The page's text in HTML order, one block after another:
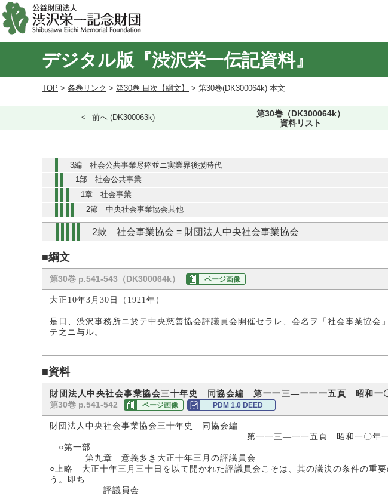
デジタル版『渋沢栄一伝記資料』
TOP > 各巻リンク > 第30巻 目次【綱文】 > 第30巻(DK300064k) 本文
前へ (DK300063k)
第30巻（DK300064k）
資料リスト
3編 社会公共事業尽瘁並ニ実業界後援時代
1部 社会公共事業
1章 社会事業
2節 中央社会事業協会其他
2款 社会事業協会 = 財団法人中央社会事業協会
■綱文
第30巻 p.541-543（DK300064k） ページ画像
大正10年3月30日（1921年）
是日、渋沢事務所ニ於テ中央慈善協会評議員会開催セラレ、会名ヲ「社会事業協
テ之ニ与ル。
■資料
財団法人中央社会事業協会三十年史 同協会編 第一一三―一一一五頁 昭和一
第30巻 p.541-542
ページ画像 PDM 1.0 DEED
財団法人中央社会事業協会三十年史 同協会編
第一一三―一一五頁 昭和一〇年一〇
○第一部
第九章 意義多き大正十年三月の評議員会
○上略 大正十年三月三十日を以て開かれた評議員会こそは、其の議決の条件の重
う。即ち
評議員会